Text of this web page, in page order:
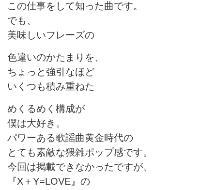
この仕事をして知った曲です。
でも、
美味しいフレーズの
色違いのかたまりを、
ちょっと強引なほど
いくつも積み重ねた
めくるめく構成が
僕は大好き。
パワーある歌謡曲黄金時代の
とても素敵な猥雑ポップ感です。
今回は掲載できなかったですが、
『X＋Y=LOVE』の